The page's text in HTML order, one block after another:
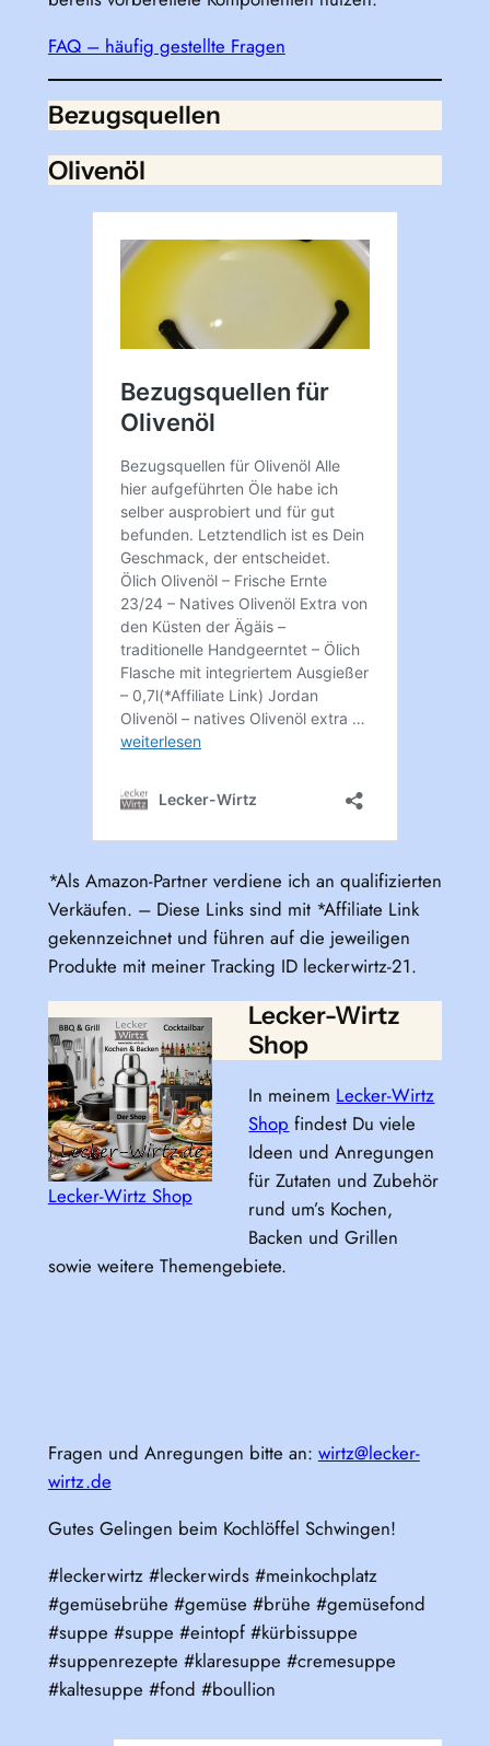
FAQ – häufig gestellte Fragen
Bezugsquellen
Olivenöl
*Als Amazon-Partner verdiene ich an qualifizierten
Verkäufen. – Diese Links sind mit *Affiliate Link
gekennzeichnet und führen auf die jeweiligen
Produkte mit meiner Tracking ID leckerwirtz-21.
Lecker-Wirtz Shop
Lecker-Wirtz
Shop
In meinem Lecker-Wirtz
Shop findest Du viele
Ideen und Anregungen
für Zutaten und Zubehör
rund um’s Kochen,
Backen und Grillen
sowie weitere Themengebiete.
Fragen und Anregungen bitte an: wirtz@lecker-
wirtz.de
Gutes Gelingen beim Kochlöffel Schwingen!
#leckerwirtz #leckerwirds #meinkochplatz
#gemüsebrühe #gemüse #brühe #gemüsefond
#suppe #suppe #eintopf #kürbissuppe
#suppenrezepte #klaresuppe #cremesuppe
#kaltesuppe #fond #boullion